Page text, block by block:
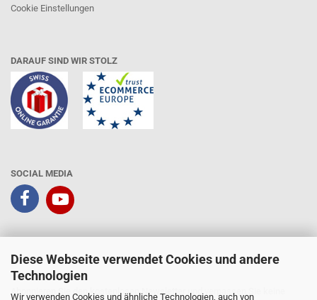
Diese Webseite verwendet Cookies und andere
Technologien
Wir verwenden Cookies und ähnliche Technologien, auch von
Cookie Einstellungen
DARAUF SIND WIR STOLZ
SOCIAL MEDIA
Abonnieren Sie den kostenlosen Newsletter und verpassen Sie keine
BOPP Solutions AG